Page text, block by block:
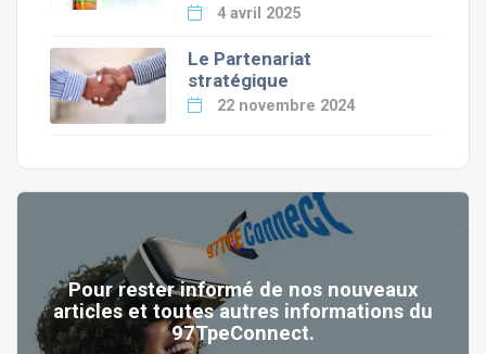
4 avril 2025
Le Partenariat
stratégique
22 novembre 2024
Pour rester informé de nos nouveaux
articles et toutes autres informations du
97TpeConnect.